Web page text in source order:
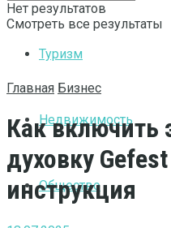
Туризм
Недвижимость
Общество
Нет результатов
Смотреть все результаты
Главная Бизнес
Как включить
духовку
инструкция